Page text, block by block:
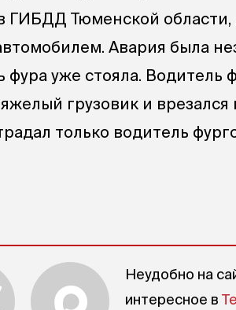
ГИБДД Тюменской области,
Авария была
фура уже стояла. Водитель
грузовик и врезался
только водитель
Неудобно на
интересное в